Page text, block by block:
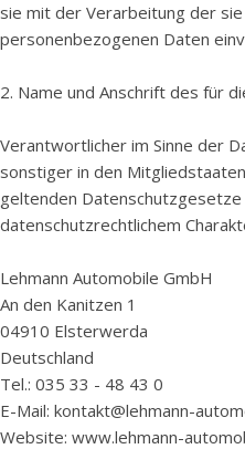
sie mit der Verarbeitung der
personenbezogenen Daten
2. Name und Anschrift des für
Verantwortlicher im Sinne der
sonstiger in den
geltenden
datenschutzrechtlichem
Lehmann Automobile GmbH
An den Kanitzen 1
04910 Elsterwerda
Deutschland
Tel.: 035 33 - 48 43 0
E-Mail: kontakt@lehmann-
Website: www.lehmann-